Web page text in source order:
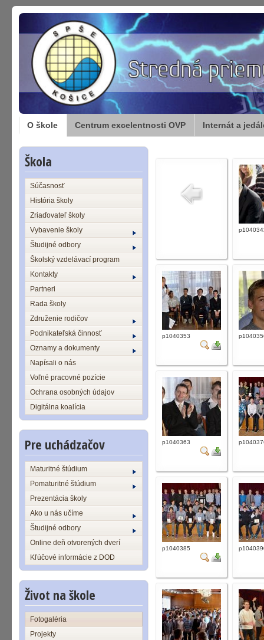
O škole Centrum excelentnosti OVP Internát a
Škola
Súčasnosť
História školy
Zriaďovateľ školy
Vybavenie školy
Študijné odbory
Školský vzdelávací program
Kontakty
Partneri
Rada školy
Združenie rodičov
Podnikateľská činnosť
Oznamy a dokumenty
Napísali o nás
Voľné pracovné pozície
Ochrana osobných údajov
Digitálna koalícia
Pre uchádzačov
Maturitné štúdium
Pomaturitné štúdium
Prezentácia školy
Ako u nás učíme
Študijné odbory
Online deň otvorených dverí
Kľúčové informácie z DOD
Život na škole
Fotogaléria
Projekty
p1040353
p1040363
p1040385